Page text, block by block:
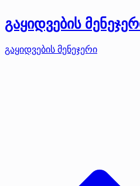
გაყიდვების
გაყიდვების მენეჯერი